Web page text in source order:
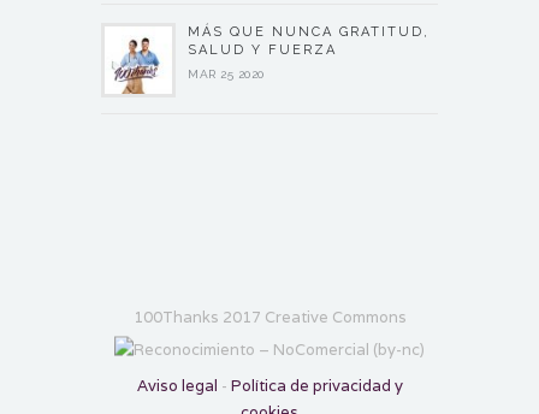
MÁS QUE NUNCA GRATITUD,
SALUD Y FUERZA
MAR 25 2020
100Thanks 2017 Creative Commons
Aviso legal - Política de privacidad y